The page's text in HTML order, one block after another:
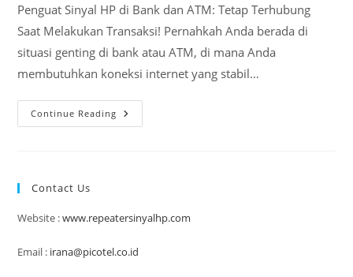
Penguat Sinyal HP di Bank dan ATM: Tetap Terhubung
Saat Melakukan Transaksi! Pernahkah Anda berada di
situasi genting di bank atau ATM, di mana Anda
membutuhkan koneksi internet yang stabil…
Continue Reading Penguat
Sinyal
Saat
Melakukan
Contact Us
Website :www.repeatersinyalhp.com
Email : irana@picotel.co.id